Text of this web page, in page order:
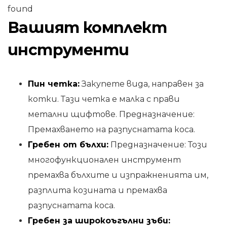
found
Вашият комплект
инструменти
Пин четка:Закупете вида, направен за
котки. Тази четка е малка с прави
метални щифтове. Предназначение:
Премахването на разпуснатата коса.
Гребен от бълхи: Предназначение: Този
многофункционален инструмент
премахва бълхите и изпражненията им,
разплита козината и премахва
разпуснатата коса.
Гребен за широкоъгълни зъби: